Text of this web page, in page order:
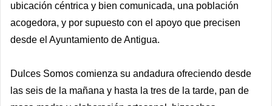
ubicación céntrica y bien comunicada, una población
acogedora, y por supuesto con el apoyo que precisen
desde el Ayuntamiento de Antigua.
Dulces Somos comienza su andadura ofreciendo desde
las seis de la mañana y hasta la tres de la tarde, pan de